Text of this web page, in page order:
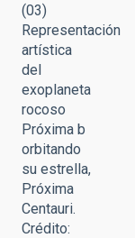
(03)
Representación
artística
del
exoplaneta
rocoso
Próxima b
orbitando
su estrella,
Próxima
Centauri.
Crédito: